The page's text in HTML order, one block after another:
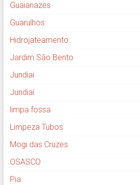
Guaianazes
Guarulhos
Hidrojateamento
Jardim São Bento
Jundiai
Jundiaí
limpa fossa
Limpeza Tubos
Mogi das Cruzes
OSASCO
Pia